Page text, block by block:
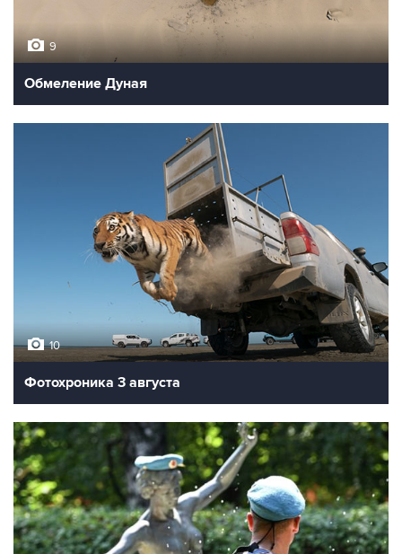
9
Обмеление Дуная
10
Фотохроника 3 августа